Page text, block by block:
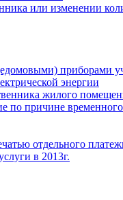
или изменении
приборами
энергии
жилого
по причине
отдельного
в 2013г.